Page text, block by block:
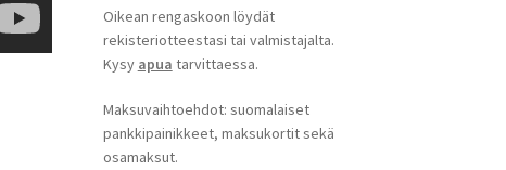
Oikean rengaskoon löydät
rekisteriotteestasi tai valmistajalta.
Kysy apua tarvittaessa.
Maksuvaihtoehdot: suomalaiset
pankkipainikkeet, maksukortit sekä
osamaksut.